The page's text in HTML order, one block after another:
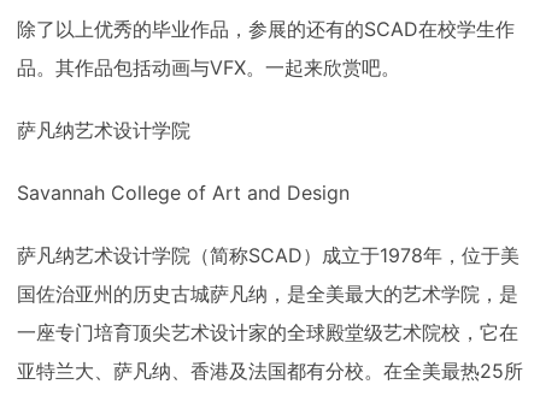
除了以上优秀的毕业作品，参展的还有的SCAD在校学生作
品。其作品包括动画与VFX。一起来欣赏吧。
萨凡纳艺术设计学院
Savannah College of Art and Design
萨凡纳艺术设计学院（简称SCAD）成立于1978年，位于美
国佐治亚州的历史古城萨凡纳，是全美最大的艺术学院，是
一座专门培育顶尖艺术设计家的全球殿堂级艺术院校，它在
亚特兰大、萨凡纳、香港及法国都有分校。在全美最热25所